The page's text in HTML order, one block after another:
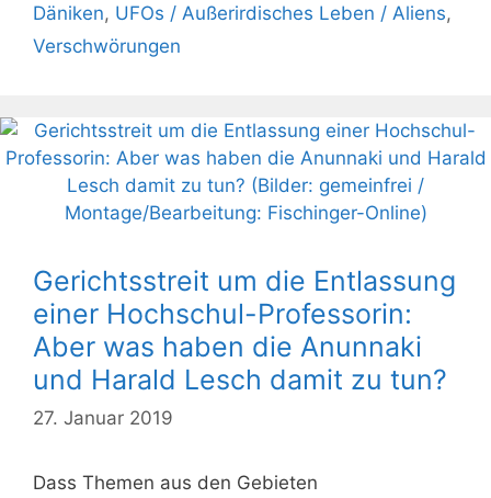
Däniken, UFOs / Außerirdisches Leben / Aliens,
Verschwörungen
Gerichtsstreit um die Entlassung
einer Hochschul-Professorin:
Aber was haben die Anunnaki
und Harald Lesch damit zu tun?
27. Januar 2019
Dass Themen aus den Gebieten